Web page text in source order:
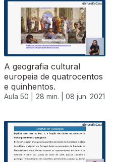
A geografia cultural
europeia de quatrocentos
e quinhentos.
Aula 50 | 28 min. | 08 jun. 2021